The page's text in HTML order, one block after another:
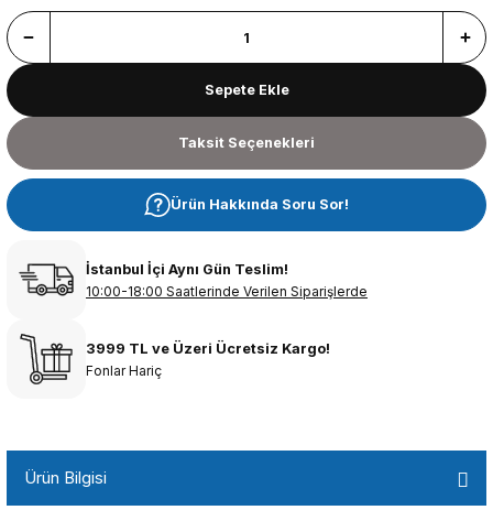
Sepete Ekle
Taksit Seçenekleri
Ürün Hakkında Soru Sor!
İstanbul İçi Aynı Gün Teslim!
10:00-18:00 Saatlerinde Verilen Siparişlerde
3999 TL ve Üzeri Ücretsiz Kargo!
Fonlar Hariç
Ürün Bilgisi